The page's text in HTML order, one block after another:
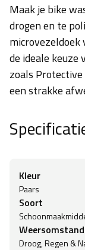
Maak je bike
drogen en te
de ideale keuze
zoals
een strakke
Kleur
Paars
Soort
Droog, Regen &